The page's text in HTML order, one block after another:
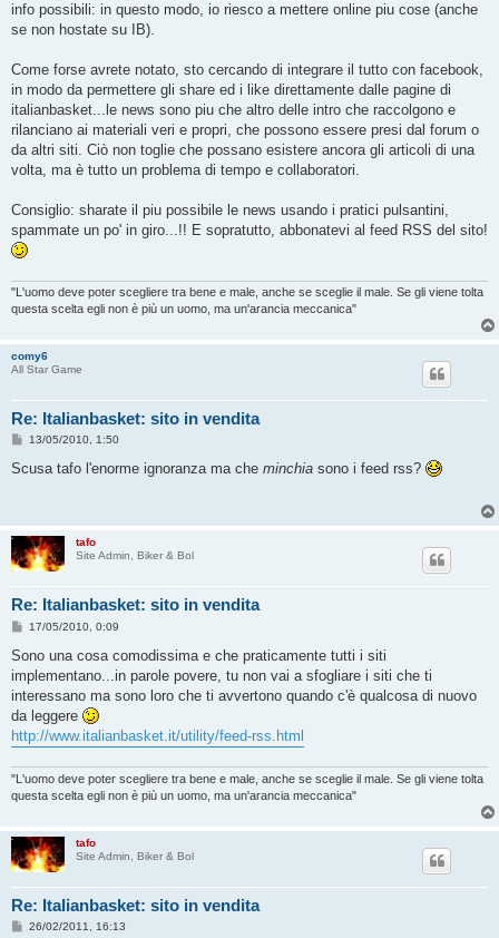
info possibili: in questo modo, io riesco a mettere online piu cose (anche
se non hostate su IB).
Come forse avrete notato, sto cercando di integrare il tutto con facebook,
in modo da permettere gli share ed i like direttamente dalle pagine di
italianbasket...le news sono piu che altro delle intro che raccolgono e
rilanciano ai materiali veri e propri, che possono essere presi dal forum o
da altri siti. Ciò non toglie che possano esistere ancora gli articoli di una
volta, ma è tutto un problema di tempo e collaboratori.
Consiglio: sharate il piu possibile le news usando i pratici pulsantini,
spammate un po' in giro...!! E sopratutto, abbonatevi al feed RSS del sito!
"L'uomo deve poter scegliere tra bene e male, anche se sceglie il male. Se gli viene tolta
questa scelta egli non è più un uomo, ma un'arancia meccanica"
comy6
All Star Game
Re: Italianbasket: sito in vendita
M
s
o
13/05/2010, 1:50
Scusa tafo l'enorme ignoranza ma che minchia sono i feed rss?
tafo
Site Admin, Biker & Bol
Re: Italianbasket: sito in vendita
M
s
a
g
i
o
17/05/2010, 0:09
Sono una cosa comodissima e che praticamente tutti i siti
implementano...in parole povere, tu non vai a sfogliare i siti che ti
interessano ma sono loro che ti avvertono quando c'è qualcosa di nuovo
da leggere
http://www.italianbasket.it/utility/feed-rss.html
"L'uomo deve poter scegliere tra bene e male, anche se sceglie il male. Se gli viene tolta
questa scelta egli non è più un uomo, ma un'arancia meccanica"
tafo
Site Admin, Biker & Bol
Re: Italianbasket: sito in vendita
M26/02/2011, 16:13